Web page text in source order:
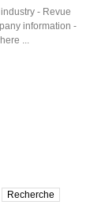
- Revue
information -
...